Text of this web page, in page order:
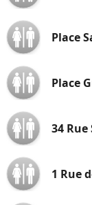
Place
Place
34
1 Rue